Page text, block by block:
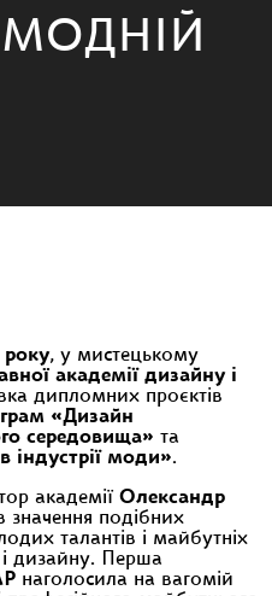
року, у мистецькому
академії дизайну і
дипломних проєктів
«Дизайн
середовища» та
індустрії моди».
академії Олександр
значення подібних
талантів і майбутніх
і дизайну. Перша
наголосила на вагомій